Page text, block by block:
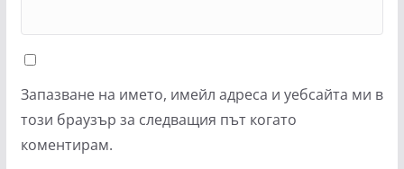
Запазване на името, имейл адреса и уебсайта ми в
този браузър за следващия път когато
коментирам.